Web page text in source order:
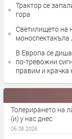
Трактор се
гора
Светилището на
моноспектакъла
В Европа се
по-тревожни
правим и крачка
Толерирането на
(и) у нас днес
06.08.2026